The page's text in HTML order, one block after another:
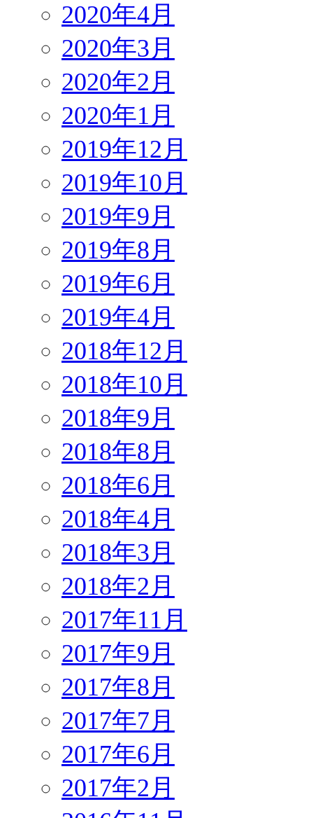
2020年4月
2020年3月
2020年2月
2020年1月
2019年12月
2019年10月
2019年9月
2019年8月
2019年6月
2019年4月
2018年12月
2018年10月
2018年9月
2018年8月
2018年6月
2018年4月
2018年3月
2018年2月
2017年11月
2017年9月
2017年8月
2017年7月
2017年6月
2017年2月